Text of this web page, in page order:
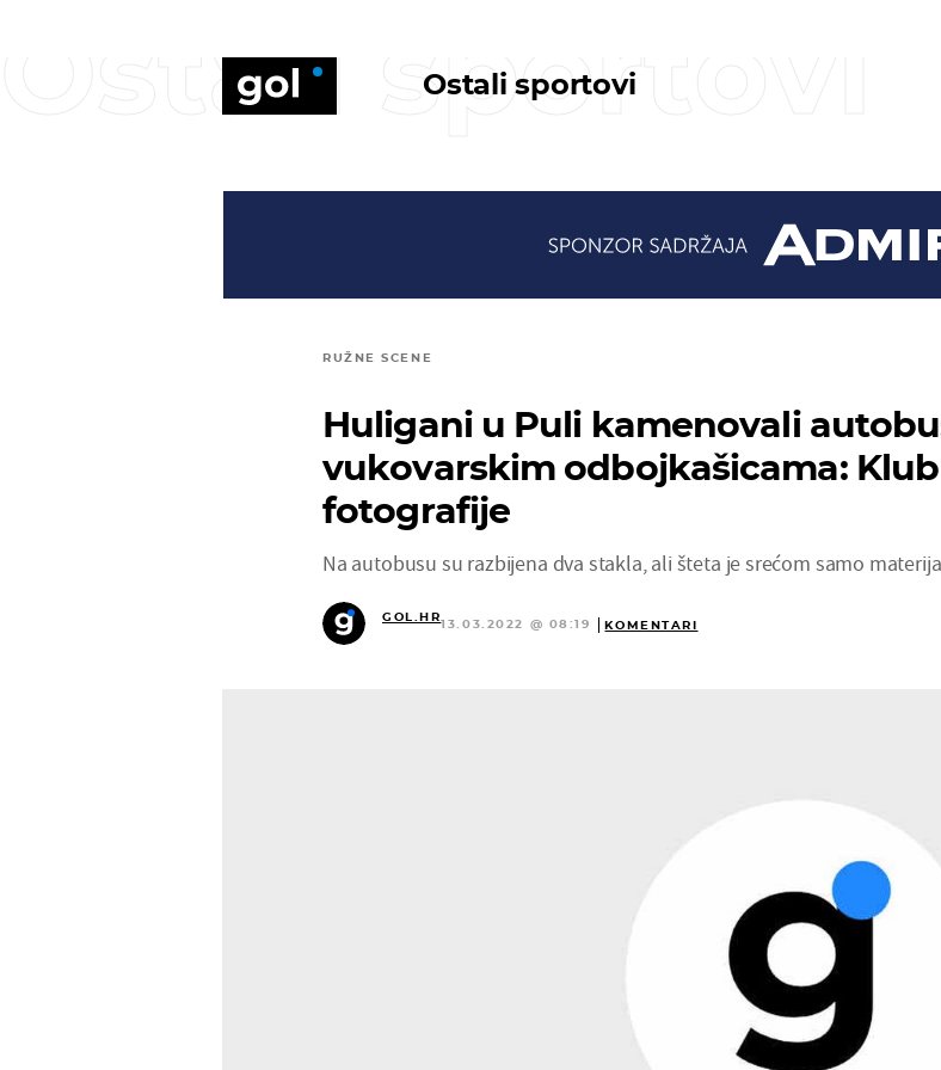
Ostali sportovi
Ostali sportovi
RUŽNE SCENE
Huligani u Puli kamenovali
vukovarskim odbojkašicama:
fotografije
Na autobusu su razbijena dva stakla, ali šteta je srećom samo
GOL.HR
13.03.2022 @ 08:19 KOMENTARI